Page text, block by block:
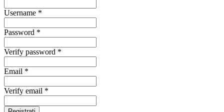
Username *
Password *
Verify password *
Email *
Verify email *